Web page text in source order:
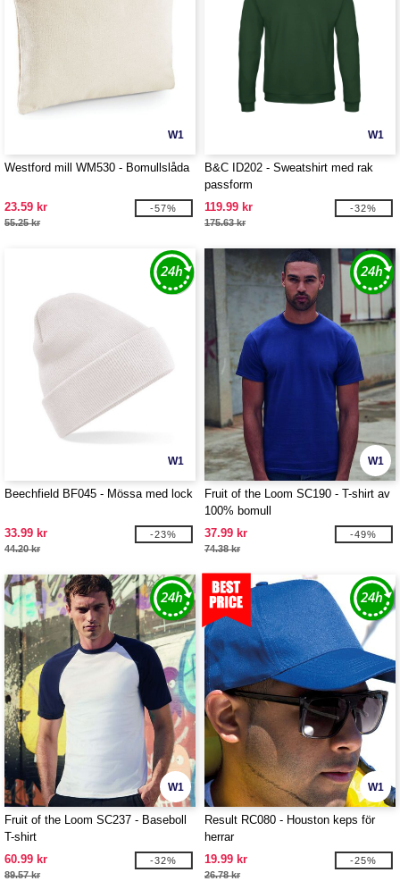
W1
Westford mill WM530 - Bomullslåda
23.59 kr
55.25 kr
-57%
W1
B&C ID202 - Sweatshirt med rak
passform
119.99 kr
175.63 kr
-32%
W1
Beechfield BF045 - Mössa med lock
33.99 kr
44.20 kr
-23%
W1
Fruit of the Loom SC190 - T-shirt av
100% bomull
37.99 kr
74.38 kr
-49%
W1
Fruit of the Loom SC237 - Baseboll
T-shirt
60.99 kr
89.57 kr
-32%
W1
Result RC080 - Houston keps för
herrar
19.99 kr
26.78 kr
-25%